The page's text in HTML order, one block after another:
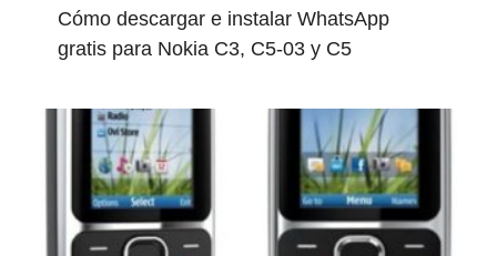
Cómo descargar e instalar WhatsApp
gratis para Nokia C3, C5-03 y C5